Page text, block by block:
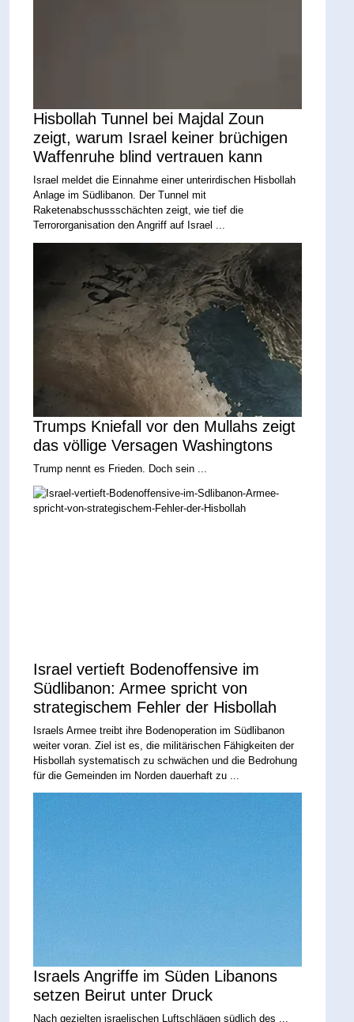
Hisbollah Tunnel bei Majdal Zoun
zeigt, warum Israel keiner brüchigen
Waffenruhe blind vertrauen kann
Israel meldet die Einnahme einer unterirdischen Hisbollah
Anlage im Südlibanon. Der Tunnel mit
Raketenabschussschächten zeigt, wie tief die
Terrororganisation den Angriff auf Israel ...
Trumps Kniefall vor den Mullahs zeigt
das völlige Versagen Washingtons
Trump nennt es Frieden. Doch sein ...
Israel vertieft Bodenoffensive im
Südlibanon: Armee spricht von
strategischem Fehler der Hisbollah
Israels Armee treibt ihre Bodenoperation im Südlibanon
weiter voran. Ziel ist es, die militärischen Fähigkeiten der
Hisbollah systematisch zu schwächen und die Bedrohung
für die Gemeinden im Norden dauerhaft zu ...
Israels Angriffe im Süden Libanons
setzen Beirut unter Druck
Nach gezielten israelischen Luftschlägen südlich des ...